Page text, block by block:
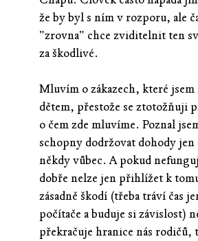
že by byl s ním v rozporu, ale
"zrovna" chce zviditelnit ten
za škodlivé.
Mluvím o zákazech, které
dětem, přestože se ztotožňuji
o čem zde mluvíme. Poznal
schopny dodržovat dohody
někdy vůbec. A pokud
dobře nelze jen přihlížet k
zásadně škodí (třeba tráví čas
počítače a buduje si závislost)
překračuje hranice nás rodičů,